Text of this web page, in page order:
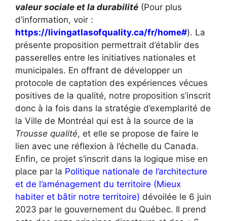
valeur sociale et la durabilité (Pour plus
d’information, voir :
https://livingatlasofquality.ca/fr/home#). La
présente proposition permettrait d’établir des
passerelles entre les initiatives nationales et
municipales. En offrant de développer un
protocole de captation des expériences vécues
positives de la qualité, notre proposition s’inscrit
donc à la fois dans la stratégie d’exemplarité de
la Ville de Montréal qui est à la source de la
Trousse qualité, et elle se propose de faire le
lien avec une réflexion à l’échelle du Canada.
Enfin, ce projet s’inscrit dans la logique mise en
place par la Politique nationale de l’architecture
et de l’aménagement du territoire (Mieux
habiter et bâtir notre territoire) dévoilée le 6 juin
2023 par le gouvernement du Québec. Il prend